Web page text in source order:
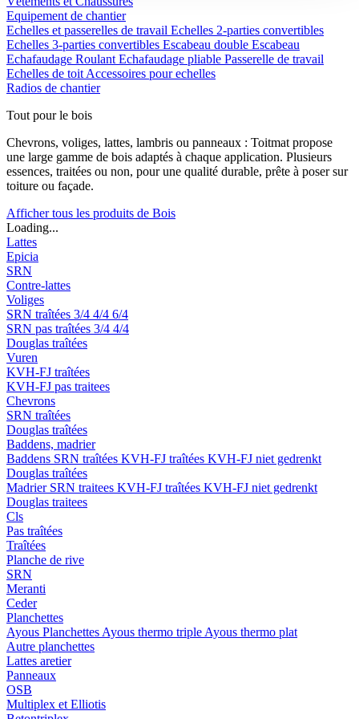
Equipement de chantier
Echelles et passerelles de travail Echelles 2-parties convertibles
Echelles 3-parties convertibles Escabeau double Escabeau
Echafaudage Roulant Echafaudage pliable Passerelle de travail
Echelles de toit Accessoires pour echelles
Radios de chantier
Tout pour le bois
Chevrons, voliges, lattes, lambris ou panneaux : Toitmat propose
une large gamme de bois adaptés à chaque application. Plusieurs
essences, traitées ou non, pour une qualité durable, prête à poser sur
toiture ou façade.
Afficher tous les produits de Bois
Loading...
Lattes
Epicia
SRN
Contre-lattes
Voliges
SRN traîtées 3/4 4/4 6/4
SRN pas traîtées 3/4 4/4
Douglas traîtées
Vuren
KVH-FJ traîtées
KVH-FJ pas traitees
Chevrons
SRN traîtées
Douglas traîtées
Baddens, madrier
Baddens SRN traîtées KVH-FJ traîtées KVH-FJ niet gedrenkt
Douglas traîtées
Madrier SRN traitees KVH-FJ traîtées KVH-FJ niet gedrenkt
Douglas traitees
Cls
Pas traîtées
Traîtées
Planche de rive
SRN
Meranti
Ceder
Planchettes
Ayous Planchettes Ayous thermo triple Ayous thermo plat
Autre planchettes
Lattes aretier
Panneaux
OSB
Multiplex et Elliotis